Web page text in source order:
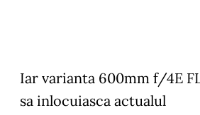
Iar varianta 600mm f/4E
sa inlocuiasca actualul